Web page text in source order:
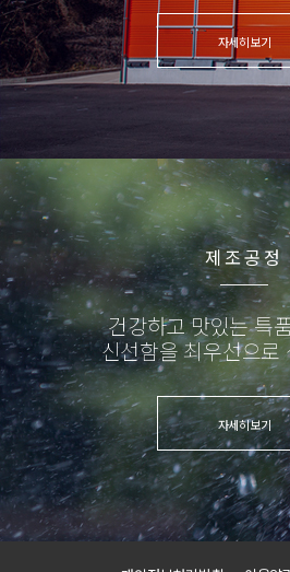
자세히보기
제조공정
건강하고 맛있는 특
신선함을 최우선으로
자세히보기